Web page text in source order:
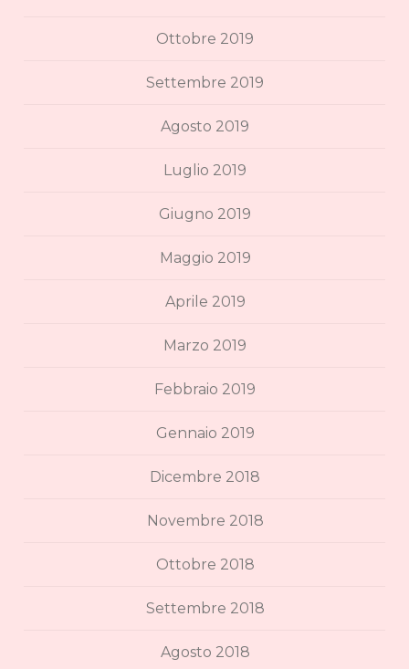
Ottobre 2019
Settembre 2019
Agosto 2019
Luglio 2019
Giugno 2019
Maggio 2019
Aprile 2019
Marzo 2019
Febbraio 2019
Gennaio 2019
Dicembre 2018
Novembre 2018
Ottobre 2018
Settembre 2018
Agosto 2018